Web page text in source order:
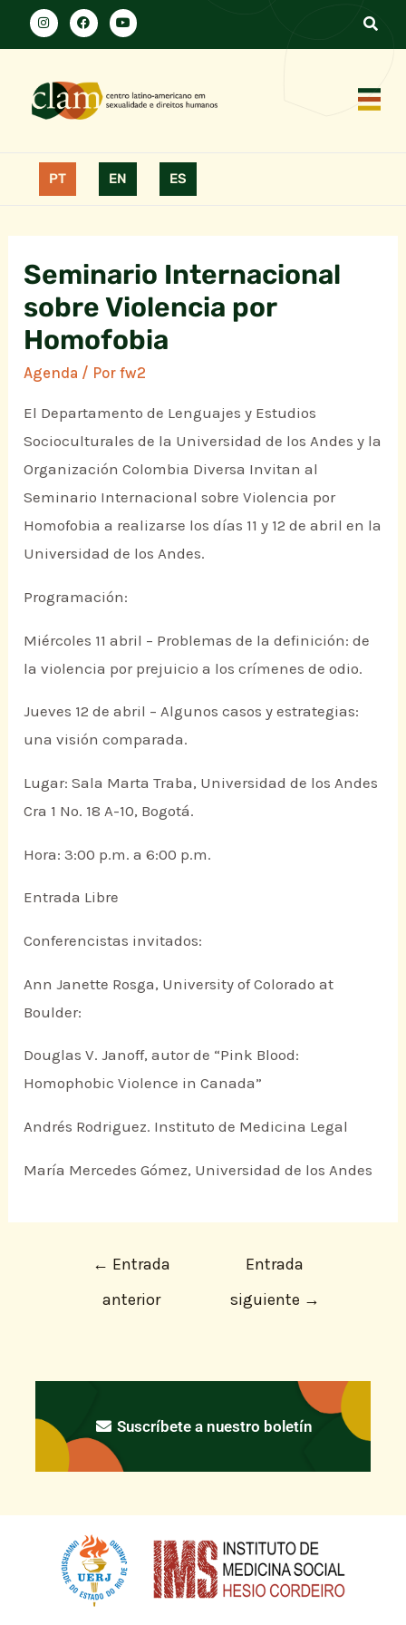
PT EN ES
Seminario Internacional
sobre Violencia por
Homofobia
Agenda / Porfw2
El Departamento de Lenguajes y Estudios
Socioculturales de la Universidad de los Andes y la
Organización Colombia Diversa Invitan al
Seminario Internacional sobre Violencia por
Homofobia a realizarse los días 11 y 12 de abril en la
Universidad de los Andes.
Programación:
Miércoles 11 abril – Problemas de la definición: de
la violencia por prejuicio a los crímenes de odio.
Jueves 12 de abril – Algunos casos y estrategias:
una visión comparada.
Lugar: Sala Marta Traba, Universidad de los Andes
Cra 1 No. 18 A-10, Bogotá.
Hora: 3:00 p.m. a 6:00 p.m.
Entrada Libre
Conferencistas invitados:
Ann Janette Rosga, University of Colorado at
Boulder:
Douglas V. Janoff, autor de “Pink Blood:
Homophobic Violence in Canada”
Andrés Rodriguez. Instituto de Medicina Legal
María Mercedes Gómez, Universidad de los Andes
← Entrada
anterior
Entrada
siguiente →
Suscríbete a nuestro boletín